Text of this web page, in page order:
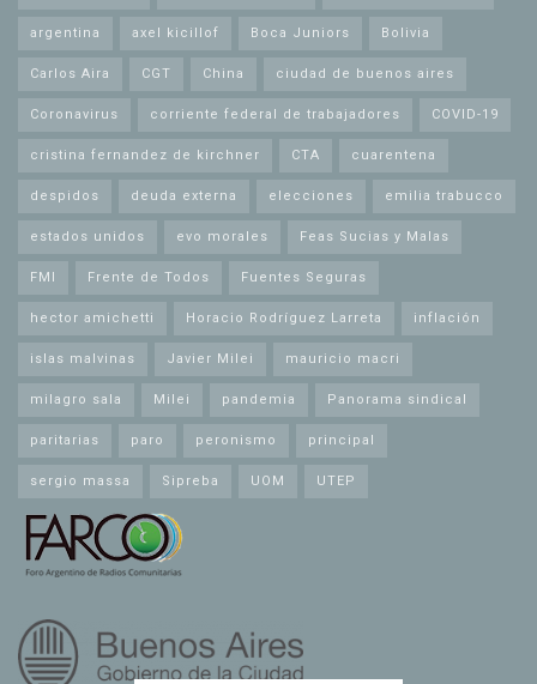
argentina axel kicillof Boca Juniors Bolivia
Carlos Aira CGT China ciudad de buenos aires
Coronavirus corriente federal de trabajadores COVID-19
cristina fernandez de kirchner CTA cuarentena
despidos deuda externa elecciones emilia trabucco
estados unidos evo morales Feas Sucias y Malas
FMI Frente de Todos Fuentes Seguras
hector amichetti Horacio Rodríguez Larreta inflación
islas malvinas Javier Milei mauricio macri
milagro sala Milei pandemia Panorama sindical
paritarias paro peronismo principal
sergio massa Sipreba UOM UTEP